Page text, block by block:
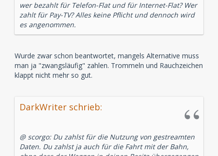
wer bezahlt für Telefon-Flat und für Internet-Flat? Wer
zahlt für Pay-TV? Alles keine Pflicht und dennoch wird
es angenommen.
Wurde zwar schon beantwortet, mangels Alternative muss
man ja "zwangsläufig" zahlen. Trommeln und Rauchzeichen
klappt nicht mehr so gut.
DarkWriter schrieb:
@ scorgo: Du zahlst für die Nutzung von gestreamten
Daten. Du zahlst ja auch für die Fahrt mit der Bahn,